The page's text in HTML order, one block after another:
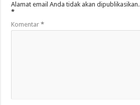
Alamat email Anda tidak akan dipublikasikan.
*
Komentar*